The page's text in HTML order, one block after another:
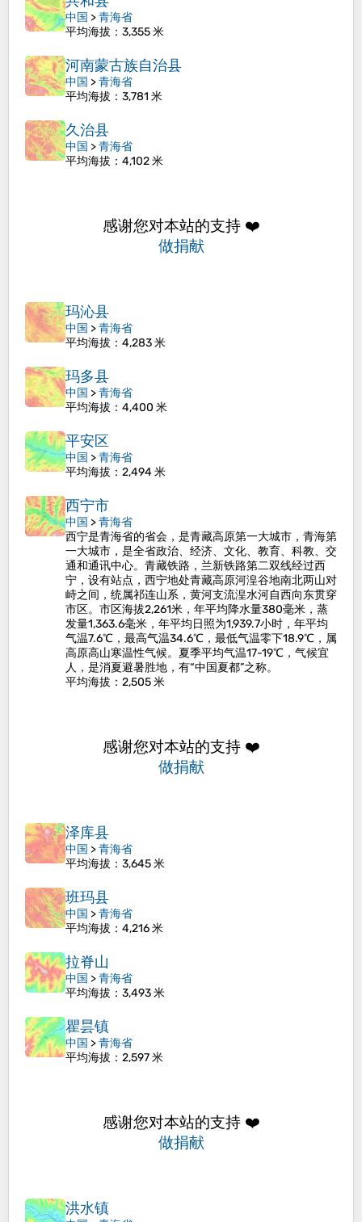
中国 >青海省
平均海拔 ：3,355 米
河南蒙古族自治县
中国 >青海省
平均海拔 ：3,781 米
久治县
中国 >青海省
平均海拔 ：4,102 米
感谢您对本站的支持 ❤️
做捐献
玛沁县
中国 >青海省
平均海拔 ：4,283 米
玛多县
中国 >青海省
平均海拔 ：4,400 米
平安区
中国 >青海省
平均海拔 ：2,494 米
西宁市
中国 >青海省
西宁是青海省的省会，是青藏高原第一大城市，青海第
一大城市，是全省政治、经济、文化、教育、科教、交
通和通讯中心。青藏铁路，兰新铁路第二双线经过西
宁，设有站点，西宁地处青藏高原河湟谷地南北两山对
峙之间，统属祁连山系，黄河支流湟水河自西向东贯穿
市区。市区海拔2,261米，年平均降水量380毫米，蒸
发量1,363.6毫米，年平均日照为1,939.7小时，年平均
气温7.6℃，最高气温34.6℃，最低气温零下18.9℃，属
高原高山寒温性气候。夏季平均气温17-19℃，气候宜
人，是消夏避暑胜地，有“中国夏都”之称。
平均海拔 ：2,505 米
感谢您对本站的支持 ❤️
做捐献
泽库县
中国 >青海省
平均海拔 ：3,645 米
班玛县
中国 >青海省
平均海拔 ：4,216 米
拉脊山
中国 >青海省
平均海拔 ：3,493 米
瞿昙镇
中国 >青海省
平均海拔 ：2,597 米
感谢您对本站的支持 ❤️
做捐献
洪水镇